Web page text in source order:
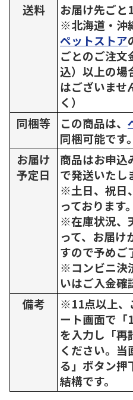
送料
お届け先ごと
※北海道・沖
ペットストア
ごとのご注
込）以上の場
はございませ
く）
同梱等
この商品は、
同梱可能です。
お届け
予定日
商品はお申込
で発送いたし
※土日、祝日
っております。
※在庫状況、
って、お届け
すので予めご
※コンビニ決
いはご入金確
備考
※11点以上、
ート画面で「
を入力し「再
ください。
る」ボタン押
結構です。